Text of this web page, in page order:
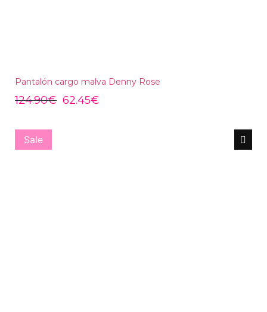
Pantalón cargo malva Denny Rose
124.90€ 62.45€
Sale